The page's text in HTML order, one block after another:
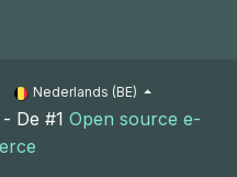
Nederlands (BE)
- De #1Open source e-